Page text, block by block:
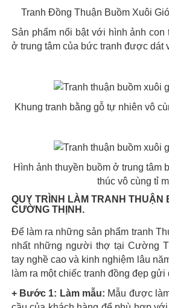
Tranh Đồng Thuận Buồm Xuôi
Sản phẩm nổi bật với hình ảnh con
ở trung tâm của bức tranh được dát
Khung tranh bằng gỗ tự nhiên vô
Hình ảnh thuyền buồm ở trung tâm
thúc vô cùng tỉ
QUY TRÌNH LÀM TRANH THUẬN
CƯỜNG THỊNH.
Để làm ra những sản phẩm tranh
nhất những người thợ tại Cường
tay nghề cao và kinh nghiệm lâu
làm ra một chiếc tranh đồng đẹp
+ Bước 1: Làm mẫu: Mẫu được